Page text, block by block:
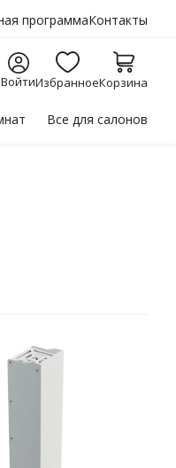
программаКонтакты
ВойтиИзбранноеКорзина
Все для салонов